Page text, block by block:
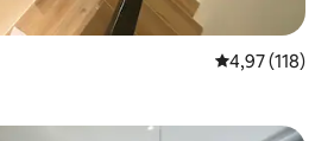
Средна
4,97 (118)